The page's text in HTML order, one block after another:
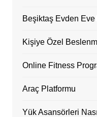
Beşiktaş Evden Eve
Kişiye Özel
Online Fitness
Araç Platformu
Yük Asansörleri